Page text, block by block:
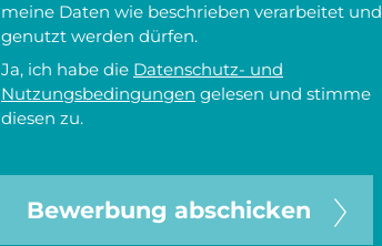
meine Daten wie beschrieben verarbeitet und
genutzt werden dürfen.
Ja, ich habe die Datenschutz- und
Nutzungsbedingungen gelesen und stimme
diesen zu.
Bewerbung abschicken